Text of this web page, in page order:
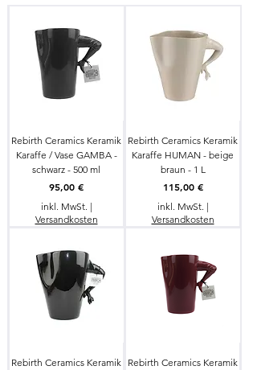
Rebirth Ceramics Keramik
Karaffe / Vase GAMBA -
schwarz - 500 ml
Preis
95,00 €
inkl. MwSt. |
Versandkosten
Rebirth Ceramics Keramik
Karaffe HUMAN - beige
braun - 1 L
Preis
115,00 €
inkl. MwSt. |
Versandkosten
Rebirth Ceramics Keramik Rebirth Ceramics Keramik